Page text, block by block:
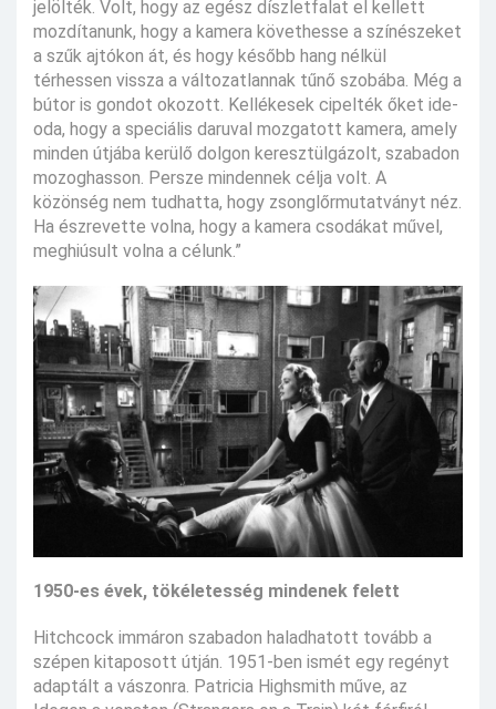
jelölték. Volt, hogy az egész díszletfalat el kellett
mozdítanunk, hogy a kamera követhesse a színészeket
a szűk ajtókon át, és hogy később hang nélkül
térhessen vissza a változatlannak tűnő szobába. Még a
bútor is gondot okozott. Kellékesek cipelték őket ide-
oda, hogy a speciális daruval mozgatott kamera, amely
minden útjába kerülő dolgon keresztülgázolt, szabadon
mozoghasson. Persze mindennek célja volt. A
közönség nem tudhatta, hogy zsonglőrmutatványt néz.
Ha észrevette volna, hogy a kamera csodákat művel,
meghiúsult volna a célunk.”
1950-es évek, tökéletesség mindenek felett
Hitchcock immáron szabadon haladhatott tovább a
szépen kitaposott útján. 1951-ben ismét egy regényt
adaptált a vászonra. Patricia Highsmith műve, az